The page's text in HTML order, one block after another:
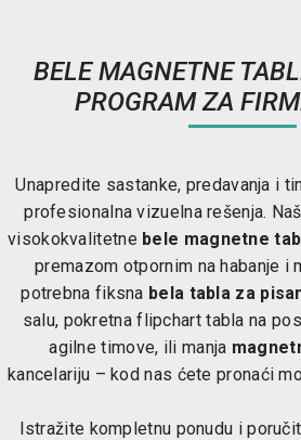
BELE MAGNETNE
PROGRAM ZA
Unapredite sastanke, predavanja i
profesionalna vizuelna rešenja.
visokokvalitetne bele magnetne
premazom otpornim na habanje i
potrebna fiksna bela tabla za
salu, pokretna flipchart tabla na
agilne timove, ili manja
kancelariju – kod nas ćete pronaći
Istražite kompletnu ponudu i